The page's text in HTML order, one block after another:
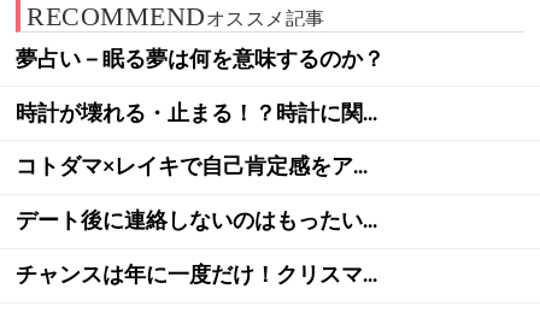
RECOMMENDオススメ記事
夢占い－眠る夢は何を意味するのか？
時計が壊れる・止まる！？時計に関...
コトダマ×レイキで自己肯定感をア...
デート後に連絡しないのはもったい...
チャンスは年に一度だけ！クリスマ...